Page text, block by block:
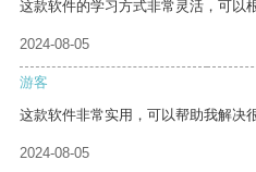
这款软件的学习方式非常灵活，可以
2024-08-05
游客
这款软件非常实用，可以帮助我解决
2024-08-05